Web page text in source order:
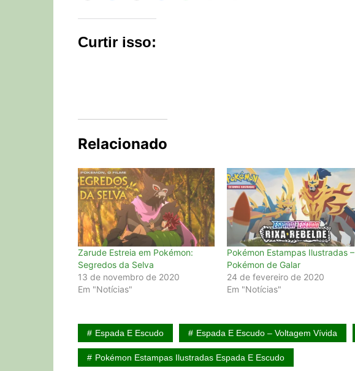
Curtir isso:
Relacionado
Zarude Estreia em Pokémon:
Segredos da Selva
13 de novembro de 2020
Em "Notícias"
Pokémon Estampas Ilustradas –
Pokémon de Galar
24 de fevereiro de 2020
Em "Notícias"
Espada E Escudo Espada E Escudo – Voltagem Vívida
Pokémon Estampas Ilustradas Espada E Escudo